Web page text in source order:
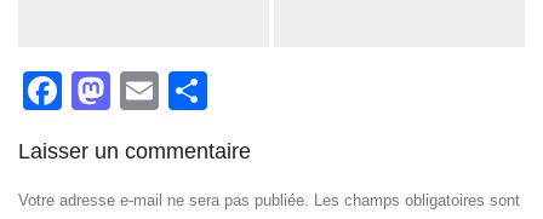
Facebook
Mastodon
Email
Laisser un commentaire
Votre adresse e-mail ne sera pas publiée. Les champs obligatoires sont